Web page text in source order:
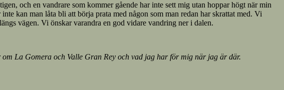
och en vandrare som kommer gående har inte sett mig utan hoppar högt när min
kan man låta bli att börja prata med någon som man redan har skrattat med. Vi
vägen. Vi önskar varandra en god vidare vandring ner i dalen.
La Gomera och Valle Gran Rey och vad jag har för mig när jag är där.